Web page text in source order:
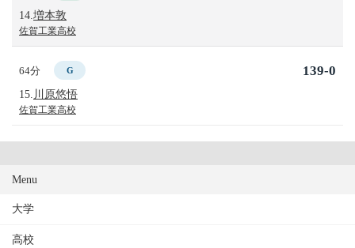
14. 増本敦
佐賀工業高校
64分 G
15. 川原悠悟
佐賀工業高校
139-0
Menu
大学
高校